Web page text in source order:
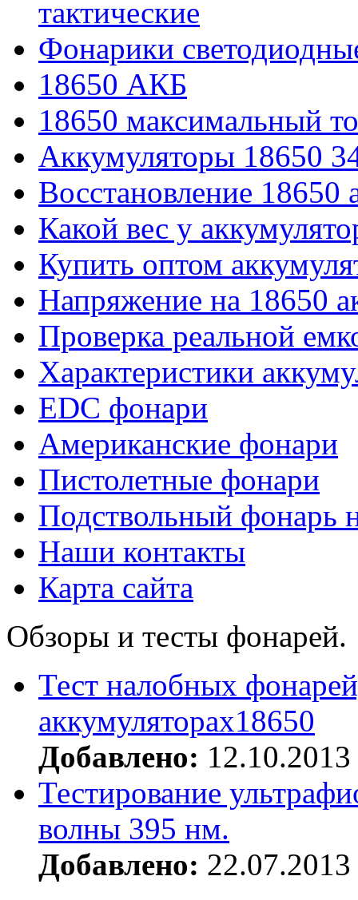
тактические
Фонарики
18650 АКБ
18650 максимальный
Аккумуляторы 18650
Восстановление 18650
Какой вес у
Купить оптом
Напряжение на 18650
Проверка реальной
Характеристики
EDC фонари
Американские фонари
Пистолетные фонари
Подствольный фонарь
Наши контакты
Карта сайта
Обзоры и тесты фонарей.
Тест налобных
аккумуляторах18650
Добавлено: 12.10.2013
Тестирование
волны 395 нм.
Добавлено: 22.07.2013